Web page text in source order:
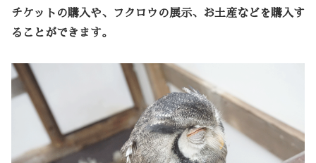
チケットの購入や、フクロウの展示、お土産などを購入す
ることができます。